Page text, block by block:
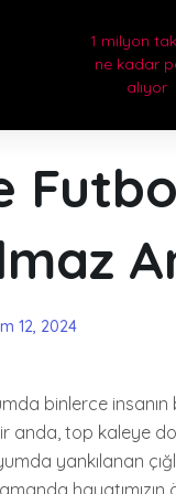
1 milyon
ne kadar
alıyor
12, 2024
binlerce
anda, top kaleye
yankılanan